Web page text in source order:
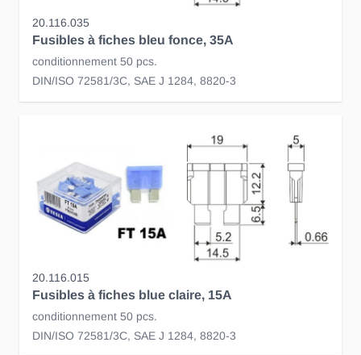
20.116.035
Fusibles à fiches bleu fonce, 35A
conditionnement 50 pcs.
DIN/ISO 72581/3C, SAE J 1284, 8820-3
20.116.015
Fusibles à fiches blue claire, 15A
conditionnement 50 pcs.
DIN/ISO 72581/3C, SAE J 1284, 8820-3